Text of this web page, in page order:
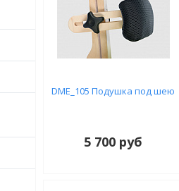
DME_105 Подушка под шею
5 700 руб